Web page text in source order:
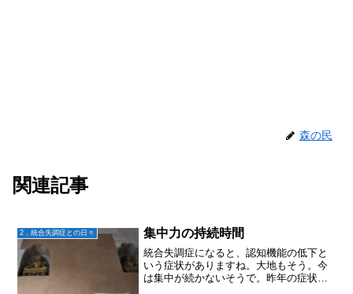
森の民
関連記事
2．統合失調症との日々 集中力の持続時間
統合失調症になると、認知機能の低下と
いう症状がありますね。大地もそう。今
は集中が続かないそうで。昨年の症状の